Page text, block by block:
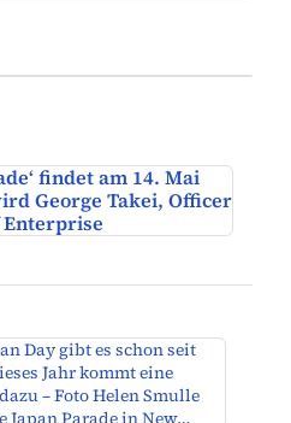
findet am 14. Mai
George Takei, Officer
Enterprise
Day gibt es schon seit
Jahr kommt eine
– Foto Helen Smulle